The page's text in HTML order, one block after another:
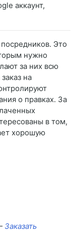
аккаунт,
Это
нужно
за них всю
на
о правках. За
в том,
хорошую
Заказать